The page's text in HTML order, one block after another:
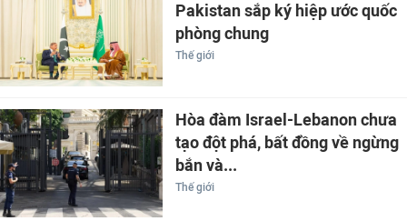
Pakistan sắp ký hiệp ước quốc
phòng chung
Thế giới
Hòa đàm Israel-Lebanon chưa
tạo đột phá, bất đồng về ngừng
bắn và...
Thế giới